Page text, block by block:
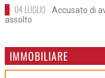
04 LUGLIO
Accusato di
assolto
IMMOBILIARE